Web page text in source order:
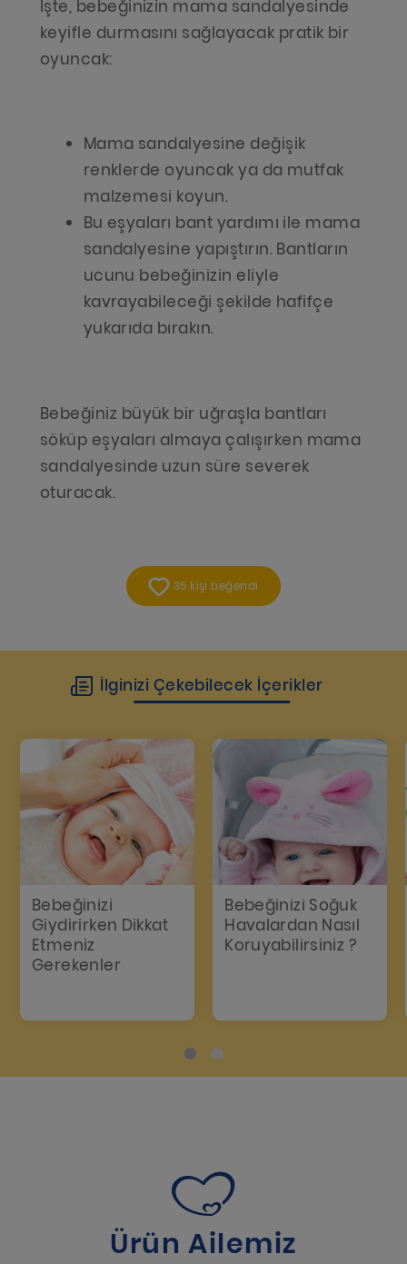
İşte, bebeğinizin mama sandalyesinde
keyifle durmasını sağlayacak pratik bir
oyuncak:
Mama sandalyesine değişik
renklerde oyuncak ya da mutfak
malzemesi koyun.
Bu eşyaları bant yardımı ile mama
sandalyesine yapıştırın. Bantların
ucunu bebeğinizin eliyle
kavrayabileceği şekilde hafifçe
yukarıda bırakın.
Bebeğiniz büyük bir uğraşla bantları
söküp eşyaları almaya çalışırken mama
sandalyesinde uzun süre severek
oturacak.
35 kişi beğendi
İlginizi Çekebilecek İçerikler
Bebeğinizi
Giydirirken Dikkat
Etmeniz
Gerekenler
Bebeğinizi Soğuk
Havalardan Nasıl
Koruyabilirsiniz ?
Ürün Ailemiz